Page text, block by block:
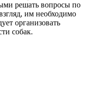
решать вопросы по
им необходимо
организовать
собак.